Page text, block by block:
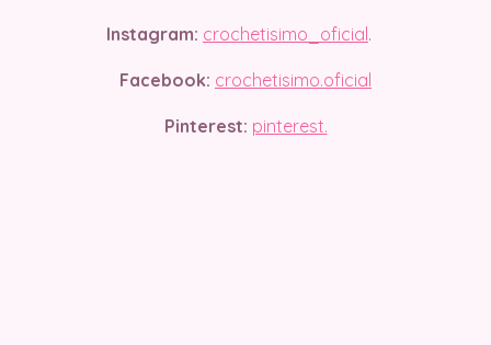
Instagram: crochetisimo_oficial.
Facebook: crochetisimo.oficial
Pinterest: pinterest.